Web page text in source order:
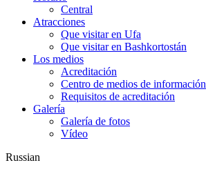
Central
Atracciones
Que visitar en Ufa
Que visitar en Bashkortostán
Los medios
Acreditación
Centro de medios de información
Requisitos de acreditación
Galería
Galería de fotos
Vídeo
Russian